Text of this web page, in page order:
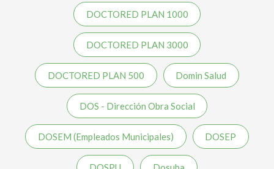
DOCTORED PLAN 1000
DOCTORED PLAN 3000
DOCTORED PLAN 500 Domin Salud
DOS - Dirección Obra Social
DOSEM (Empleados Municipales) DOSEP